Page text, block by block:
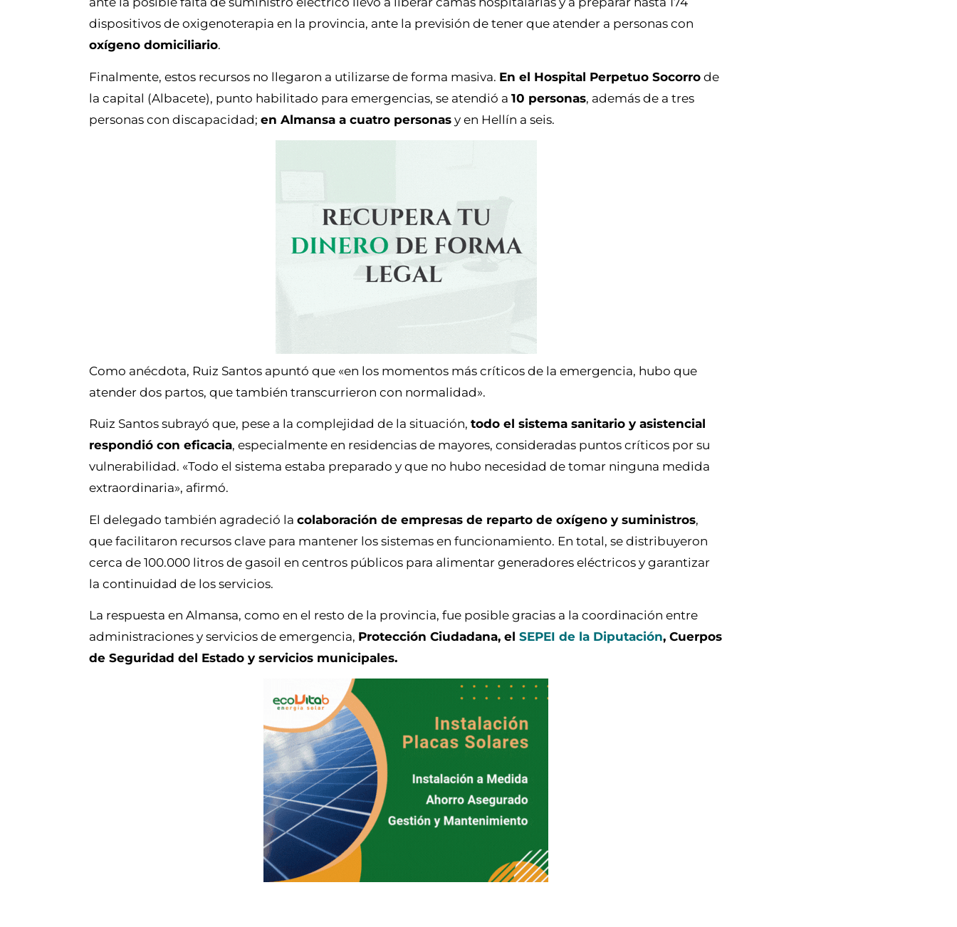
dispositivos de oxigenoterapia en la provincia, ante la previsión de tener que atender a personas con
oxígeno domiciliario.
Finalmente, estos recursos no llegaron a utilizarse de forma masiva. En el Hospital Perpetuo Socorro de
la capital (Albacete), punto habilitado para emergencias, se atendió a 10 personas, además de a tres
personas con discapacidad; en Almansa a cuatro personas y en Hellín a seis.
Como anécdota, Ruiz Santos apuntó que «en los momentos más críticos de la emergencia, hubo que
atender dos partos, que también transcurrieron con normalidad».
Ruiz Santos subrayó que, pese a la complejidad de la situación, todo el sistema sanitario y asistencial
respondió con eficacia, especialmente en residencias de mayores, consideradas puntos críticos por su
vulnerabilidad. «Todo el sistema estaba preparado y que no hubo necesidad de tomar ninguna medida
extraordinaria», afirmó.
El delegado también agradeció la colaboración de empresas de reparto de oxígeno y suministros,
que facilitaron recursos clave para mantener los sistemas en funcionamiento. En total, se distribuyeron
cerca de 100.000 litros de gasoil en centros públicos para alimentar generadores eléctricos y garantizar
la continuidad de los servicios.
La respuesta en Almansa, como en el resto de la provincia, fue posible gracias a la coordinación entre
administraciones y servicios de emergencia, Protección Ciudadana, el SEPEI de la Diputación, Cuerpos
de Seguridad del Estado y servicios municipales.